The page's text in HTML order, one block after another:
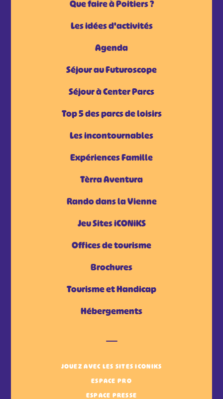
Que faire à Poitiers ?
Les idées d'activités
Agenda
Séjour au Futuroscope
Séjour à Center Parcs
Top 5 des parcs de loisirs
Les incontournables
Expériences Famille
Tèrra Aventura
Rando dans la Vienne
Jeu Sites iCONiKS
Offices de tourisme
Brochures
Tourisme et Handicap
Hébergements
JOUEZ AVEC LES SITES ICONIKS
ESPACE PRO
ESPACE PRESSE